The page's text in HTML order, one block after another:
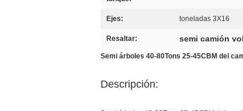
Ejes: toneladas 3X16
Resaltar: semi camión
Semi árboles 40-80Tons 25-45CBM del
Descripción: